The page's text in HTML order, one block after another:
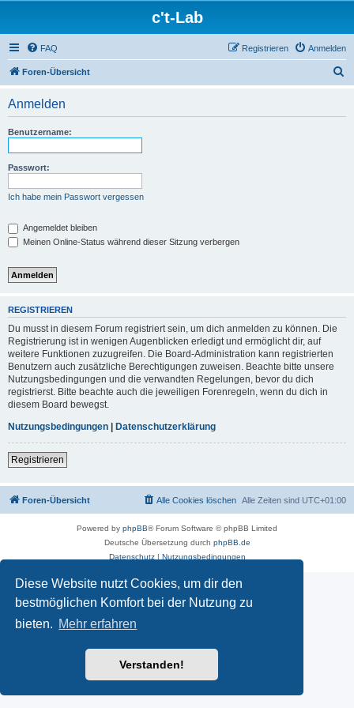
Diese Website nutzt Cookies, um dir den
bestmöglichen Komfort bei der Nutzung zu
bieten. Mehr erfahren
Verstanden!
c't-Lab
FAQ Anmelden
Registrieren
Foren-Übersicht
Anmelden
Benutzername:
Passwort:
Ich habe mein Passwort vergessen
Angemeldet bleiben
Meinen Online-Status während dieser Sitzung verbergen
REGISTRIEREN
Du musst in diesem Forum registriert sein, um dich anmelden zu können. Die
Registrierung ist in wenigen Augenblicken erledigt und ermöglicht dir, auf
weitere Funktionen zuzugreifen. Die Board-Administration kann registrierten
Benutzern auch zusätzliche Berechtigungen zuweisen. Beachte bitte unsere
Nutzungsbedingungen und die verwandten Regelungen, bevor du dich
registrierst. Bitte beachte auch die jeweiligen Forenregeln, wenn du dich in
diesem Board bewegst.
Nutzungsbedingungen | Datenschutzerklärung
Registrieren
Foren-Übersicht Alle Zeiten sind UTC+01:00
Alle Cookies löschen
Powered by phpBB® Forum Software © phpBB Limited
Deutsche Übersetzung durch phpBB.de
Datenschutz| Nutzungsbedingungen